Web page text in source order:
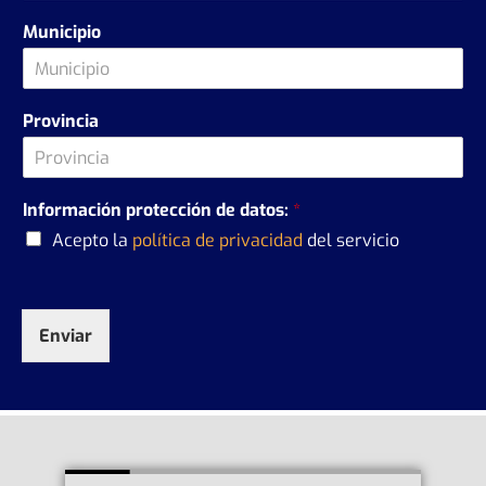
Municipio
Provincia
Información protección de datos: *
Acepto la política de privacidad del servicio
Enviar